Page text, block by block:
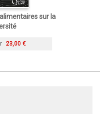
sur la
23,00 €